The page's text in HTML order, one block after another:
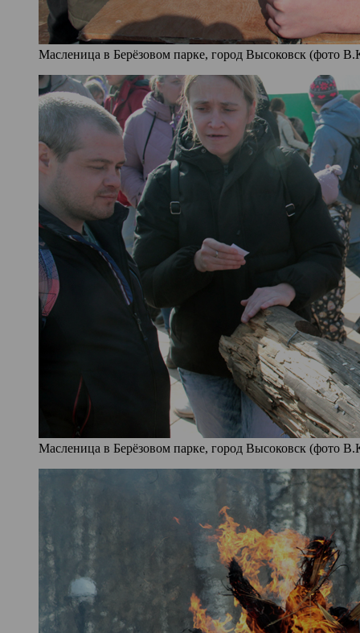
Масленица в Берёзовом парке, город Высоковск (фото
Масленица в Берёзовом парке, город Высоковск (фото